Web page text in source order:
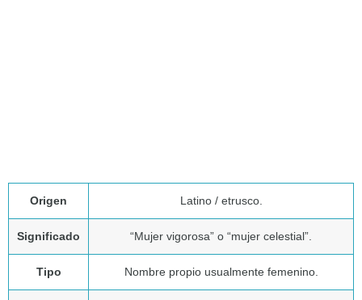
Origen Latino / etrusco.
Significado “Mujer vigorosa” o “mujer celestial”.
Tipo Nombre propio usualmente femenino.